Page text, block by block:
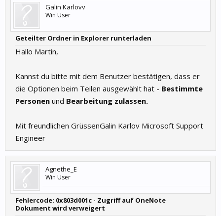
Galin Karlovv
Win User
Geteilter Ordner in Explorer runterladen
Hallo Martin,
Kannst du bitte mit dem Benutzer bestätigen, dass er
die Optionen beim Teilen ausgewählt hat - Bestimmte
Personen und Bearbeitung zulassen.
Mit freundlichen GrüssenGalin Karlov Microsoft Support
Engineer
Agnethe_E
Win User
Fehlercode: 0x803d001c - Zugriff auf OneNote
Dokument wird verweigert